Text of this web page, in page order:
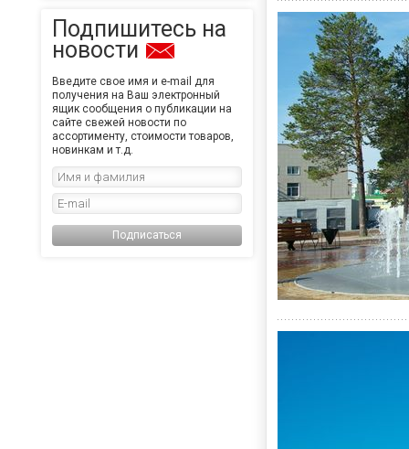
Подпишитесь на
новости
Введите свое имя и e-mail для
получения на Ваш электронный
ящик сообщения о публикации на
сайте свежей новости по
ассортименту, стоимости товаров,
новинкам и т.д.
Подписаться